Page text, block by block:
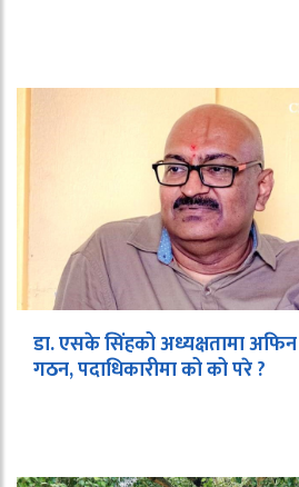
डा. एसके सिंहको अध्यक्षतामा
गठन, पदाधिकारीमा को को परे ?